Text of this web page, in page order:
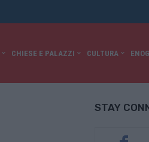
CHIESE E PALAZZI CULTURA
STAY